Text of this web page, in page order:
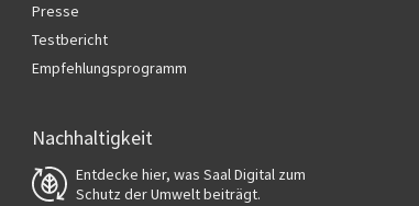
Presse
Testbericht
Empfehlungsprogramm
Nachhaltigkeit
Entdecke hier, was Saal Digital zum
Schutz der Umwelt beiträgt.